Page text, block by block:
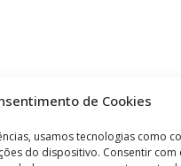
de Cookies
usamos tecnologias como
do dispositivo. Consentir com